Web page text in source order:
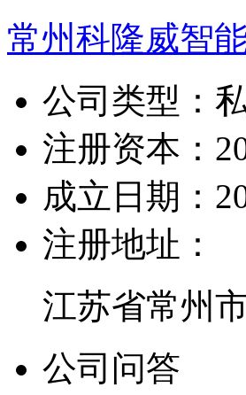
常州科隆威智
公司类型：
注册资本：
成立日期：
注册地址：
江苏省常州
公司问答